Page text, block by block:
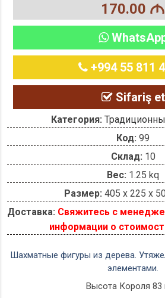
170.00 M
+994 55 811
Sifariş et
Категория:
Код: 99
Склад: 10
Вес: 1.25 kq
Размер: 405 x 225 x
Доставка: Свяжитесь с
информации о
Шахматные фигуры из дерева.
элементами.
Высота Короля 83